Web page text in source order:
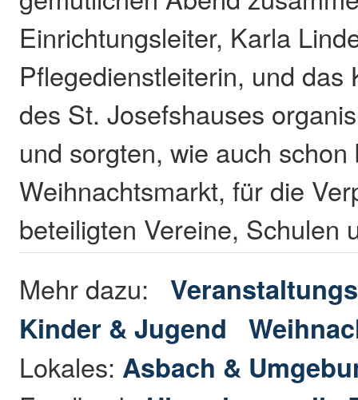
Einrichtungsleiter, Karla
Pflegedienstleiterin, und das
des St. Josefshauses
und sorgten, wie auch schon
Weihnachtsmarkt, für die
beteiligten Vereine, Schulen
Mehr dazu:
Kinder & Jugend
Lokales: Asbach &